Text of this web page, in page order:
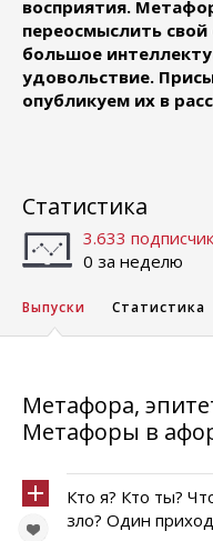
восприятия.
переосмыслить
большое
удовольствие.
опубликуем их в
Статистика
3.633
0 за неделю
Выпуски Статистика
Метафора,
Метафоры в
Кто я? Кто ты?
зло? Один